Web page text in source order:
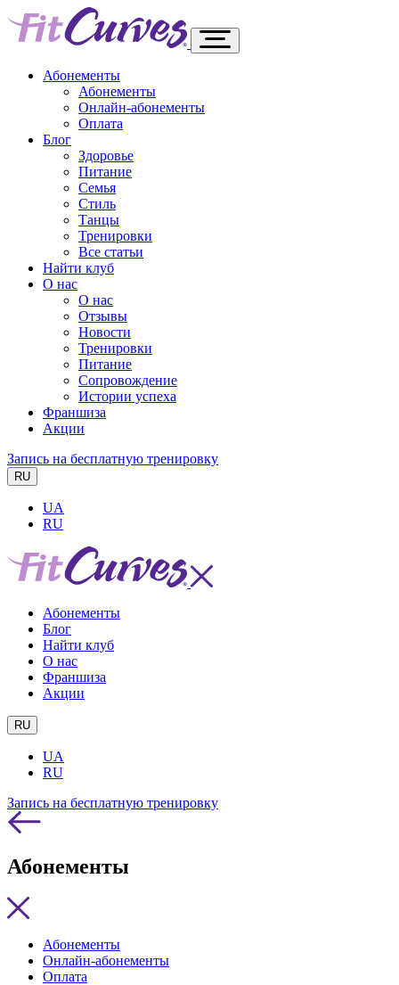
Абонементы
Абонементы
Онлайн-абонементы
Оплата
Блог
Здоровье
Питание
Семья
Стиль
Танцы
Тренировки
Все статьи
Найти клуб
О нас
О нас
Отзывы
Новости
Тренировки
Питание
Сопровождение
Истории успеха
Франшиза
Акции
Запись на бесплатную тренировку
RU
UA
RU
Абонементы
Блог
Найти клуб
О нас
Франшиза
Акции
RU
UA
RU
Запись на бесплатную тренировку
Абонементы
Абонементы
Онлайн-абонементы
Оплата